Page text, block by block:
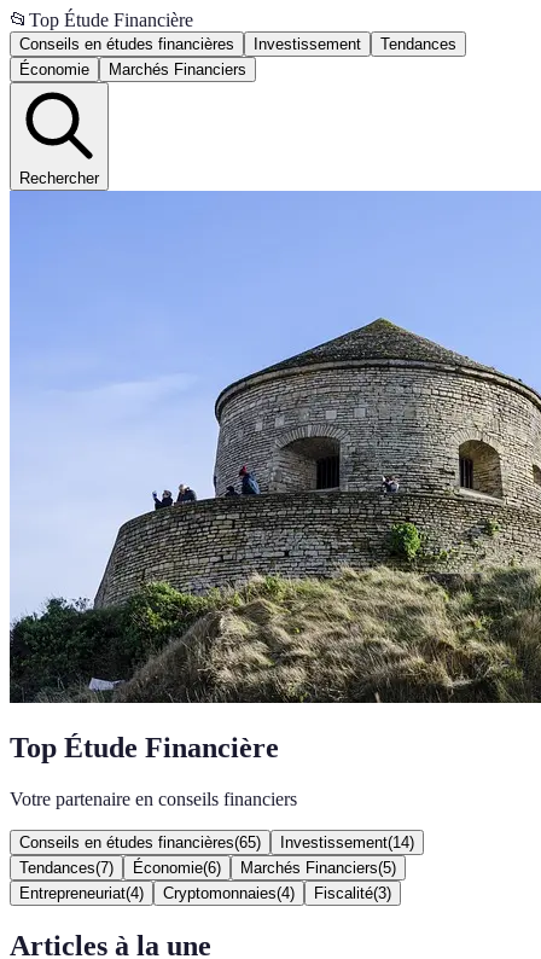
📂 Top Étude Financière
Conseils en études financières Investissement
Tendances
Économie
Marchés Financiers
Rechercher
Top Étude Financière
Votre partenaire en conseils financiers
Conseils en études financières(65) Investissement(14)
Tendances(7) Économie(6) Marchés Financiers(5)
Entrepreneuriat(4) Cryptomonnaies(4) Fiscalité(3)
Articles à la une